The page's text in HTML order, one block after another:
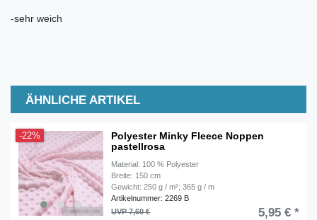
-sehr weich
ÄHNLICHE ARTIKEL
-22%
Polyester Minky Fleece Noppen
pastellrosa
Material: 100 % Polyester
Breite: 150 cm
Gewicht: 250 g / m²; 365 g / m
Artikelnummer: 2269 B
UVP 7,60 € 5,95 € *